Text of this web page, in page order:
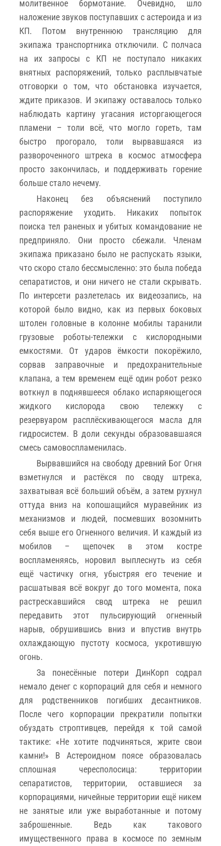
молитвенное бормотание. Очевидно, шло
наложение звуков поступавших с астероида и из
КП. Потом внутреннюю трансляцию для
экипажа транспортника отключили. С полчаса
на их запросы с КП не поступало никаких
внятных распоряжений, только расплывчатые
отговорки о том, что обстановка изучается,
ждите приказов. И экипажу оставалось только
наблюдать картину угасания исторгающегося
пламени – толи всё, что могло гореть, там
быстро прогорало, толи вырвавшаяся из
развороченного штрека в космос атмосфера
просто закончилась, и поддерживать горение
больше стало нечему.
Наконец без объяснений поступило
распоряжение уходить. Никаких попыток
поиска тел раненых и убитых командование не
предприняло. Они просто сбежали. Членам
экипажа приказано было не распускать языки,
что скоро стало бессмысленно: это была победа
сепаратистов, и они ничего не стали скрывать.
По интерсети разлетелась их видеозапись, на
которой было видно, как из первых боковых
штолен головные в колонне мобилы таранили
грузовые роботы-тележки с кислородными
емкостями. От ударов ёмкости покорёжило,
сорвав заправочные и предохранительные
клапана, а тем временем ещё один робот резко
воткнул в поднявшееся облако испаряющегося
жидкого кислорода свою тележку с
резервуаром расплёскивающегося масла для
гидросистем. В доли секунды образовавшаяся
смесь самовоспламенилась.
Вырвавшийся на свободу древний Бог Огня
взметнулся и растёкся по своду штрека,
захватывая всё больший объём, а затем рухнул
оттуда вниз на копошащийся муравейник из
механизмов и людей, посмевших возомнить
себя выше его Огненного величия. И каждый из
мобилов – щепочек в этом костре
воспламеняясь, норовил выплеснуть из себя
ещё частичку огня, убыстряя его течение и
расшатывая всё вокруг до того момента, пока
растрескавшийся свод штрека не решил
передавить этот пульсирующий огненный
нарыв, обрушившись вниз и впустив внутрь
охлаждающую пустоту космоса, укротившую
огонь.
За понесённые потери ДинКорп содрал
немало денег с корпораций для себя и немного
для родственников погибших десантников.
После чего корпорации прекратили попытки
обуздать строптивцев, перейдя к той самой
тактике: «Не хотите подчиняться, жрите свои
камни!» В Астероидном поясе образовалась
сплошная чересполосица: территории
сепаратистов, территории, оставшиеся за
корпорациями, ничейные территории ещё никем
не занятые или уже выработанные и потому
заброшенные. Ведь как такового
имущественного права в космосе по земным